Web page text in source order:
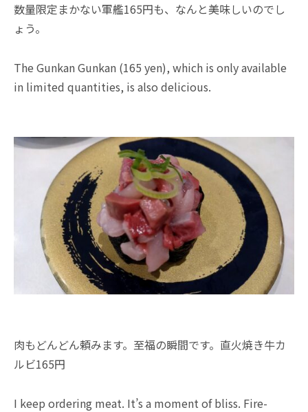
数量限定まかない軍艦165円も、なんと美味しいのでし
ょう。
The Gunkan Gunkan (165 yen), which is only available
in limited quantities, is also delicious.
肉もどんどん頼みます。至福の瞬間です。直火焼き牛カ
ルビ165円
I keep ordering meat. It’s a moment of bliss. Fire-